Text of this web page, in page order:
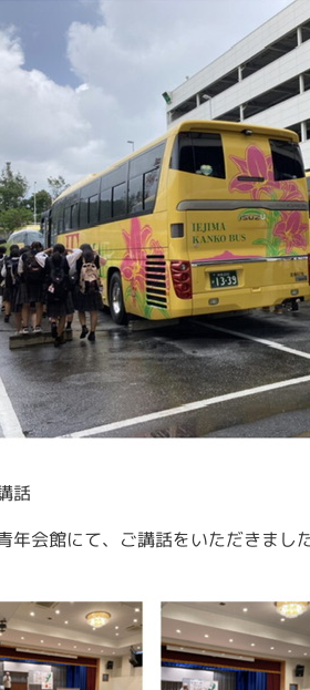
話
年会館にて、ご講話をいただきまし